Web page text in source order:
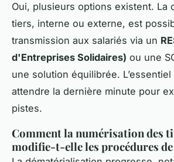
Oui, plusieurs options existent. La
tiers, interne ou externe, est
transmission aux salariés via un
d'Entreprises Solidaires) ou une
une solution équilibrée.
attendre la dernière minute pour
pistes.
Comment la numérisation des
modifie-t-elle les procédures